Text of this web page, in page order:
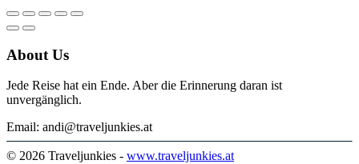
About Us
Jede Reise hat ein Ende. Aber die Erinnerung daran ist
unvergänglich.
Email: andi@traveljunkies.at
© 2026 Traveljunkies - www.traveljunkies.at